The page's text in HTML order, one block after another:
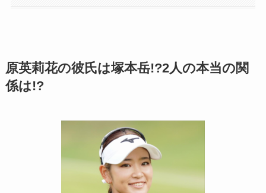
原英莉花の彼氏は塚本岳!?2人の本当の関
係は!?